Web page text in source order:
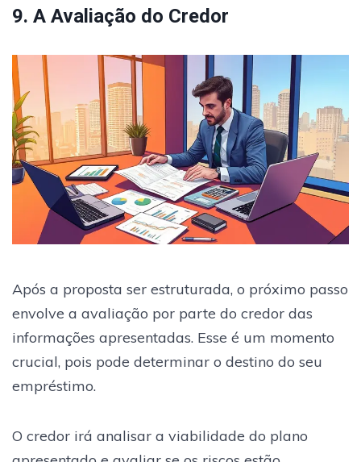
9. A Avaliação do Credor
Após a proposta ser estruturada, o próximo passo
envolve a avaliação por parte do credor das
informações apresentadas. Esse é um momento
crucial, pois pode determinar o destino do seu
empréstimo.
O credor irá analisar a viabilidade do plano